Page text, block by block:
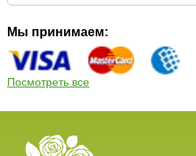
Мы принимаем:
Посмотреть все